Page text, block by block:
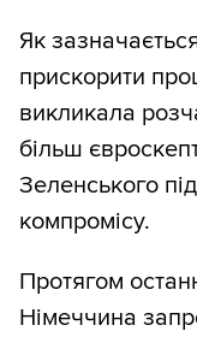
Як
прискорити
викликала
більш
Зеленського
компромісу.
Протягом
Німеччина